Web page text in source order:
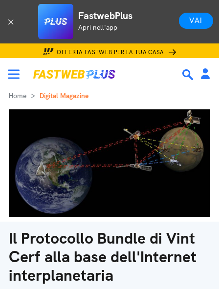
FastwebPlus
Apri nell'app
VAI
OFFERTA FASTWEB PER LA TUA CASA
Home Digital Magazine
Il Protocollo Bundle di Vint
Cerf alla base dell'Internet
interplanetaria